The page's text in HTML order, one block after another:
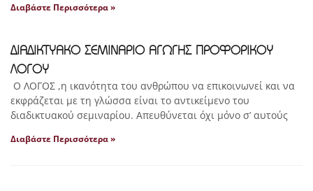
Διαβάστε Περισσότερα »
ΔΙΑΔΙΚΤΥΑΚΟ ΣΕΜΙΝΑΡΙΟ ΑΓΩΓΗΣ ΠΡΟΦΟΡΙΚΟΥ
ΛΟΓΟΥ
Ο ΛΟΓΟΣ ,η ικανότητα του ανθρώπου να επικοινωνεί και να
εκφράζεται με τη γλώσσα είναι το αντικείμενο του
διαδικτυακού σεμιναρίου. Απευθύνεται όχι μόνο σ’ αυτούς
Διαβάστε Περισσότερα »